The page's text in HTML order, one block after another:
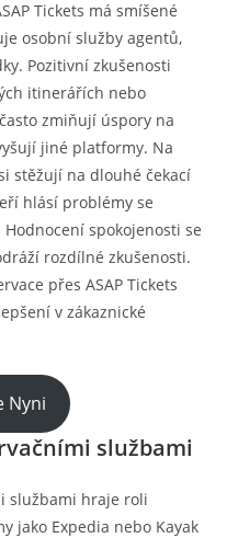
Tickets má smíšené
osobní služby agentů,
Pozitivní zkušenosti
itinerářích nebo
zmiňují úspory na
jiné platformy. Na
stěžují na dlouhé čekací
hlásí problémy se
spokojenosti se
rozdílné zkušenosti.
přes ASAP Tickets
v zákaznické
Nyni
službami
službami hraje roli
jako Expedia nebo Kayak